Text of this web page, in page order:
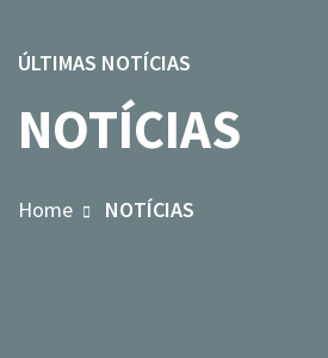
ÚLTIMAS NOTÍCIAS
NOTÍCIAS
Home NOTÍCIAS